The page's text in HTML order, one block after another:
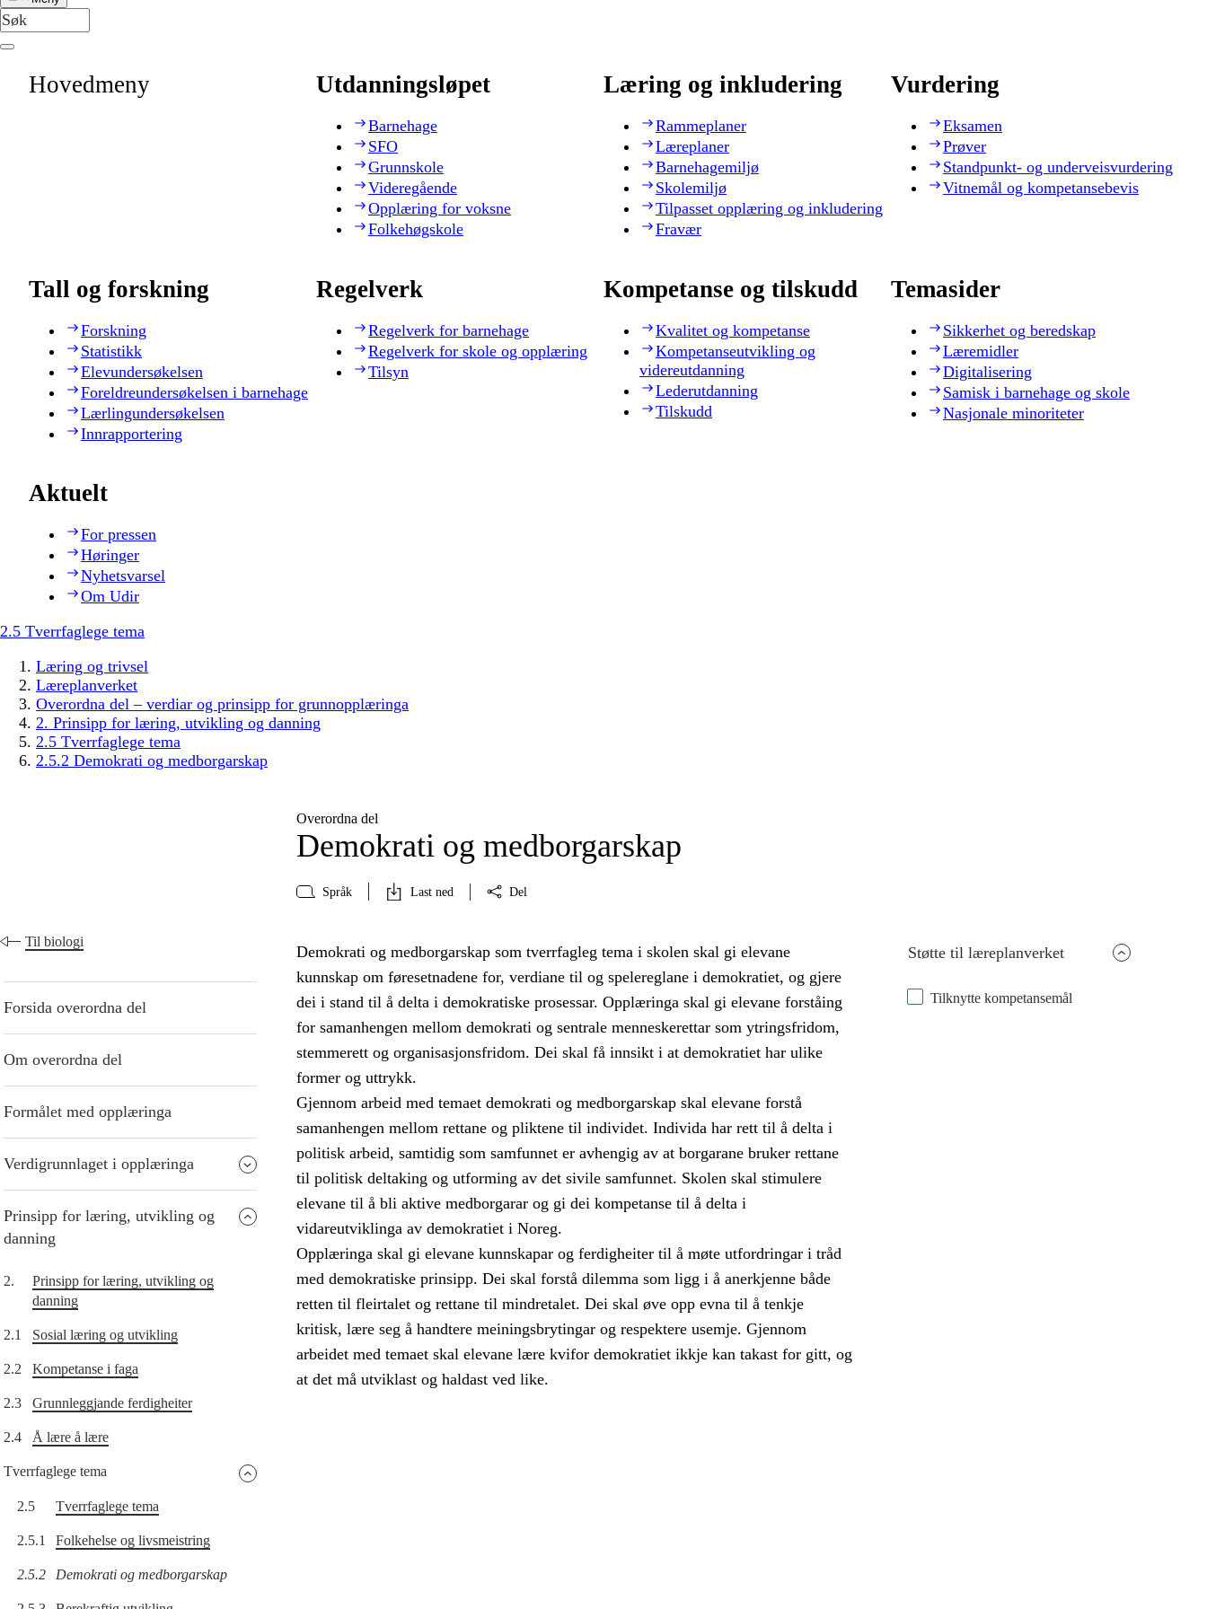
Hovedmeny Utdanningsløpet
Barnehage
SFO
Grunnskole
Videregående
Opplæring for voksne
Folkehøgskole
Læring og inkludering
Rammeplaner
Læreplaner
Barnehagemiljø
Skolemiljø
Tilpasset opplæring og inkludering
Fravær
Vurdering
Eksamen
Prøver
Standpunkt- og underveisvurdering
Vitnemål og kompetansebevis
Tall og forskning
Forskning
Statistikk
Elevundersøkelsen
Foreldreundersøkelsen i barnehage
Lærlingundersøkelsen
Innrapportering
Regelverk
Regelverk for barnehage
Regelverk for skole og opplæring
Tilsyn
Kompetanse og tilskudd
Kvalitet og kompetanse
Kompetanseutvikling og
videreutdanning
Lederutdanning
Tilskudd
Temasider
Sikkerhet og beredskap
Læremidler
Digitalisering
Samisk i barnehage og skole
Nasjonale minoriteter
Aktuelt
For pressen
Høringer
Nyhetsvarsel
Om Udir
2.5 Tverrfaglege tema
Læring og trivsel
Læreplanverket
Overordna del – verdiar og prinsipp for grunnopplæringa
2. Prinsipp for læring, utvikling og danning
2.5 Tverrfaglege tema
2.5.2 Demokrati og medborgarskap
Overordna del
Demokrati og medborgarskap
Språk Last ned Del
Til biologi
Forsida overordna del
Om overordna del
Formålet med opplæringa
Verdigrunnlaget i opplæringa
Prinsipp for læring, utvikling og
danning
2.
Prinsipp for læring, utvikling og
danning
2.1 Sosial læring og utvikling
2.2 Kompetanse i faga
2.3 Grunnleggjande ferdigheiter
2.4 Å lære å lære
Tverrfaglege tema
2.5 Tverrfaglege tema
2.5.1 Folkehelse og livsmeistring
2.5.2 Demokrati og medborgarskap
Støtte til læreplanverket
Tilknytte kompetansemål
Demokrati og medborgarskap som tverrfagleg tema i skolen skal gi elevane
kunnskap om føresetnadene for, verdiane til og spelereglane i demokratiet, og gjere
dei i stand til å delta i demokratiske prosessar. Opplæringa skal gi elevane forståing
for samanhengen mellom demokrati og sentrale menneskerettar som ytringsfridom,
stemmerett og organisasjonsfridom. Dei skal få innsikt i at demokratiet har ulike
former og uttrykk.
Gjennom arbeid med temaet demokrati og medborgarskap skal elevane forstå
samanhengen mellom rettane og pliktene til individet. Individa har rett til å delta i
politisk arbeid, samtidig som samfunnet er avhengig av at borgarane bruker rettane
til politisk deltaking og utforming av det sivile samfunnet. Skolen skal stimulere
elevane til å bli aktive medborgarar og gi dei kompetanse til å delta i
vidareutviklinga av demokratiet i Noreg.
Opplæringa skal gi elevane kunnskapar og ferdigheiter til å møte utfordringar i tråd
med demokratiske prinsipp. Dei skal forstå dilemma som ligg i å anerkjenne både
retten til fleirtalet og rettane til mindretalet. Dei skal øve opp evna til å tenkje
kritisk, lære seg å handtere meiningsbrytingar og respektere usemje. Gjennom
arbeidet med temaet skal elevane lære kvifor demokratiet ikkje kan takast for gitt, og
at det må utviklast og haldast ved like.